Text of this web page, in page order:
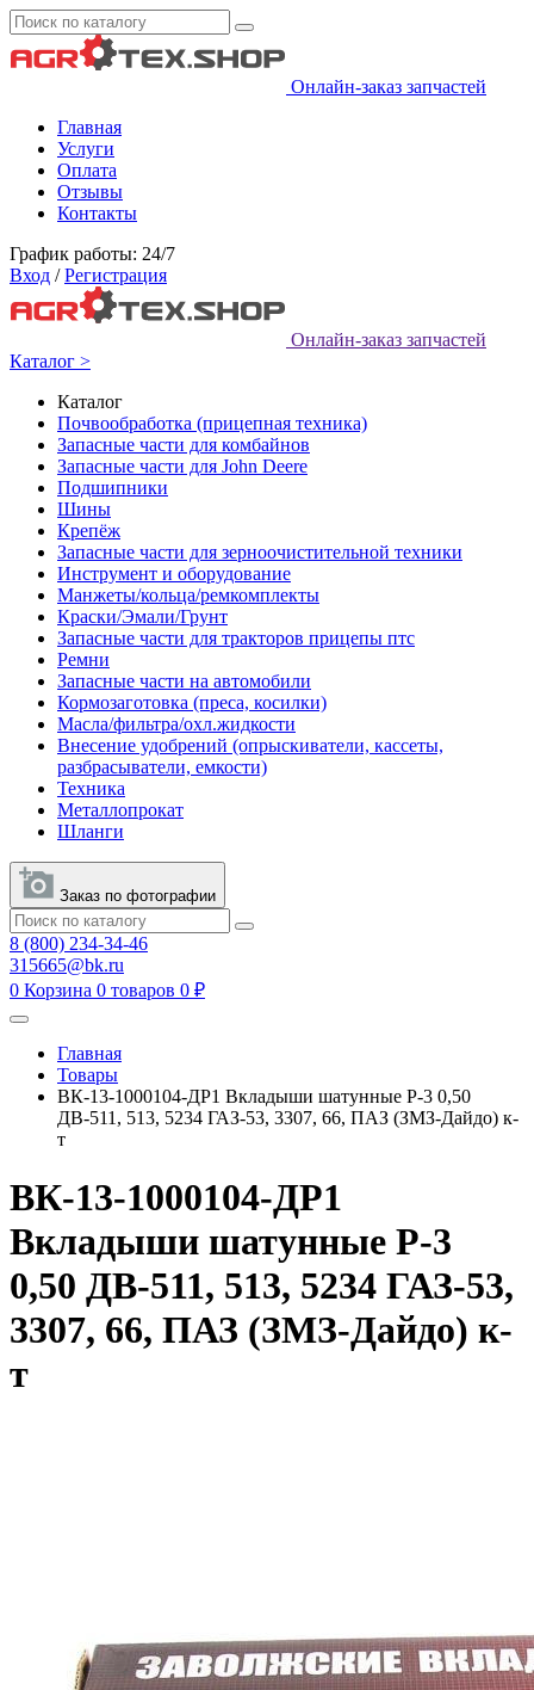
Онлайн-заказ запчастей
Главная
Услуги
Оплата
Отзывы
Контакты
График работы: 24/7
Вход / Регистрация
Онлайн-заказ запчастей
Каталог >
Каталог
Почвообработка (прицепная техника)
Запасные части для комбайнов
Запасные части для John Deere
Подшипники
Шины
Крепёж
Запасные части для зерноочистительной техники
Инструмент и оборудование
Манжеты/кольца/ремкомплекты
Краски/Эмали/Грунт
Запасные части для тракторов прицепы птс
Ремни
Запасные части на автомобили
Кормозаготовка (преса, косилки)
Масла/фильтра/охл.жидкости
Внесение удобрений (опрыскиватели, кассеты,
разбрасыватели, емкости)
Техника
Металлопрокат
Шланги
Заказ по фотографии
8 (800) 234-34-46
315665@bk.ru
0 Корзина 0 товаров 0 ₽
Главная
Товары
ВК-13-1000104-ДР1 Вкладыши шатунные Р-3 0,50
ДВ-511, 513, 5234 ГАЗ-53, 3307, 66, ПАЗ (ЗМЗ-Дайдо) к-
т
ВК-13-1000104-ДР1
Вкладыши шатунные Р-3
0,50 ДВ-511, 513, 5234 ГАЗ-53,
3307, 66, ПАЗ (ЗМЗ-Дайдо) к-
т